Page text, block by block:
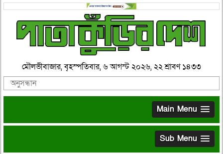
মৌলভীবাজার, বৃহস্পতিবার, ৬ আগস্ট ২০২৬, ২২ শ্রাবণ ১৪৩৩
Main Menu
Sub Menu